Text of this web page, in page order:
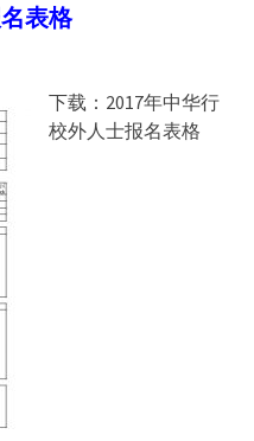
表格
下载：2017年中华行
校外人士报名表格